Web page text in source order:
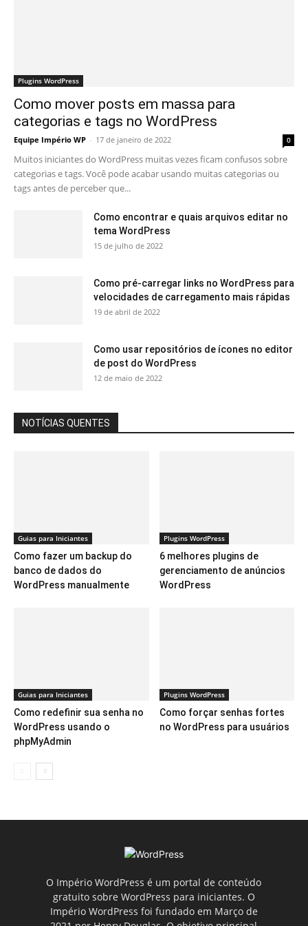
Plugins WordPress
Como mover posts em massa para
categorias e tags no WordPress
Equipe Império WP - 17 de janeiro de 2022 0
Muitos iniciantes do WordPress muitas vezes ficam confusos sobre
categorias e tags. Você pode acabar usando muitas categorias ou
tags antes de perceber que...
Como encontrar e quais arquivos editar no
tema WordPress
15 de julho de 2022
Como pré-carregar links no WordPress para
velocidades de carregamento mais rápidas
19 de abril de 2022
Como usar repositórios de ícones no editor
de post do WordPress
12 de maio de 2022
NOTÍCIAS QUENTES
Guias para Iniciantes
Como fazer um backup do
banco de dados do
WordPress manualmente
Plugins WordPress
6 melhores plugins de
gerenciamento de anúncios
WordPress
Guias para Iniciantes
Como redefinir sua senha no
WordPress usando o
phpMyAdmin
Plugins WordPress
Como forçar senhas fortes
no WordPress para usuários
O Império WordPress é um portal de conteúdo
gratuito sobre WordPress para iniciantes. O
Império WordPress foi fundado em Março de